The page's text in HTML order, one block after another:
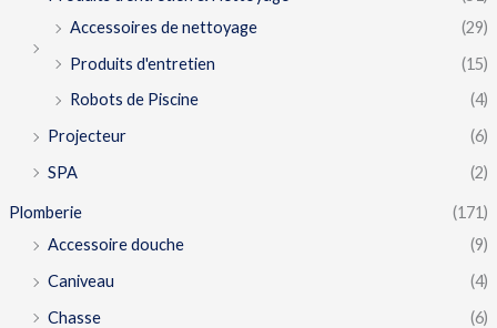
Accessoires de nettoyage
(29)
Produits d'entretien
(15)
Robots de Piscine
(4)
Projecteur
(6)
SPA
(2)
Plomberie
(171)
Accessoire douche
(9)
Caniveau
(4)
Chasse
(6)